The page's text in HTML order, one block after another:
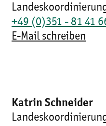
+49 (0)351 - 81 41
E-Mail schreiben
Katrin Schneider